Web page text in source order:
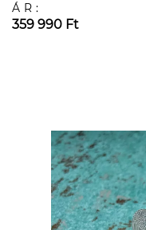
ÁR:
359 990 Ft